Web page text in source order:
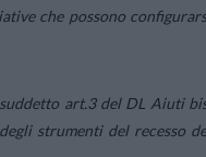
che possono
art.3 del DL Aiuti
strumenti del recesso